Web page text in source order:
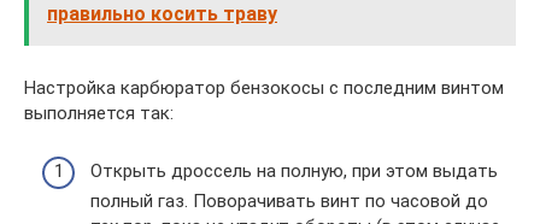
правильно косить траву
Настройка карбюратор бензокосы с последним винтом
выполняется так:
Открыть дроссель на полную, при этом выдать
полный газ. Поворачивать винт по часовой до